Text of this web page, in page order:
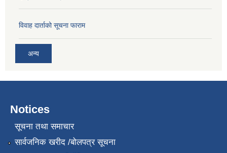
विवाह दार्ताको सूचना फाराम
अन्य
Notices
सूचना तथा समाचार
सार्वजनिक खरीद /बोलपत्र सूचना